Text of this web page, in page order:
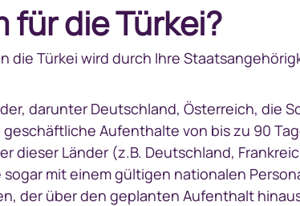
für die Türkei?
die Türkei wird durch Ihre
darunter Deutschland, Österreich, die
Aufenthalte von bis zu 90
dieser Länder (z.B. Deutschland,
mit einem gültigen nationalen
der über den geplanten Aufenthalt